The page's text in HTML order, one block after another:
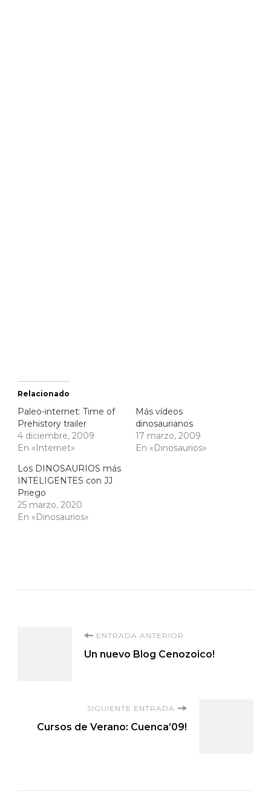
Relacionado
Paleo-internet: Time of
Prehistory trailer
4 diciembre, 2009
En «Internet»
Más vídeos
dinosaurianos
17 marzo, 2009
En «Dinosaurios»
Los DINOSAURIOS más
INTELIGENTES con JJ
Priego
25 marzo, 2020
En «Dinosaurios»
Navegación
entradas
ENTRADA ANTERIOR
Un nuevo Blog Cenozoico!
SIGUIENTE ENTRADA
Cursos de Verano: Cuenca’09!